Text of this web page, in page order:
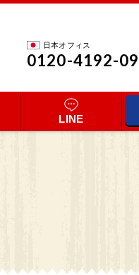
日本オフィス
0120-4192-09
LINE